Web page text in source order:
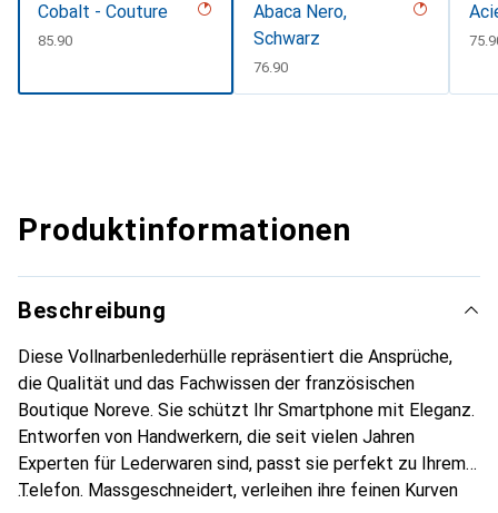
Cobalt - Couture
CHF
85.90
Abaca Nero,
Schwarz
CHF
76.90
CHF
Produktinformationen
Beschreibung
Diese Vollnarbenlederhülle repräsentiert die Ansprüche,
die Qualität und das Fachwissen der französischen
Boutique Noreve. Sie schützt Ihr Smartphone mit Eleganz.
Entworfen von Handwerkern, die seit vielen Jahren
Experten für Lederwaren sind, passt sie perfekt zu Ihrem
Telefon. Massgeschneidert, verleihen ihre feinen Kurven